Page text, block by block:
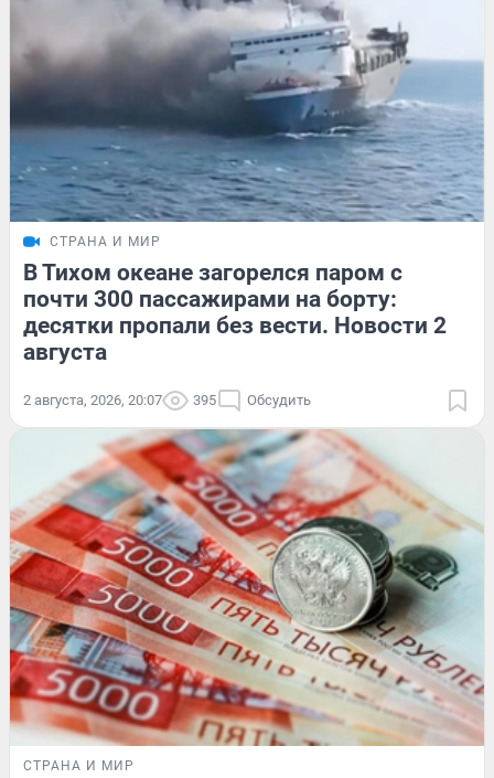
СТРАНА И МИР
В Тихом океане загорелся паром с
почти 300 пассажирами на борту:
десятки пропали без вести. Новости 2
августа
2 августа, 2026, 20:07 395 Обсудить
СТРАНА И МИР